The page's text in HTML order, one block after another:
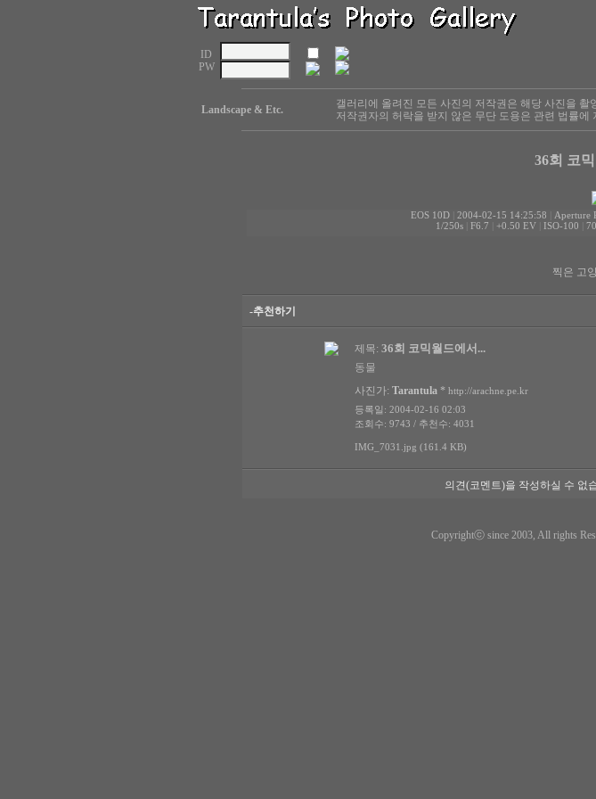
ID
PW
Landscape & Etc.
갤러리에 올려진 모든 사진의 저작권은 해당 사진을 촬
저작권자의 허락을 받지 않은 무단 도용은 관련 법률에
36회 코
EOS 10D 2004-02-15 14:25:58 Aperture
1/250s| F6.7 +0.50 EV| ISO-100
찍은 고
-추천하기
제목: 36회 코믹월드에서...
동물
사진가: Tarantula * http://arachne.pe.kr
등록일: 2004-02-16 02:03
조회수: 9743 / 추천수: 4031
IMG_7031.jpg (161.4 KB)
의견(코멘트)을 작성하실 수 없
Copyrightⓒ since 2003, All rights